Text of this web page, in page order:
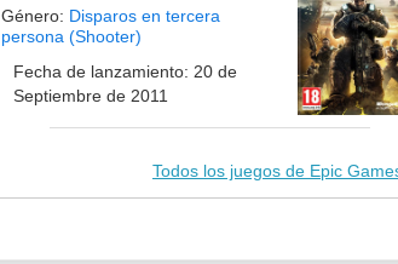
Género: Disparos en tercera
persona (Shooter)
Fecha de lanzamiento: 20 de
Septiembre de 2011
Todos los juegos de Epic